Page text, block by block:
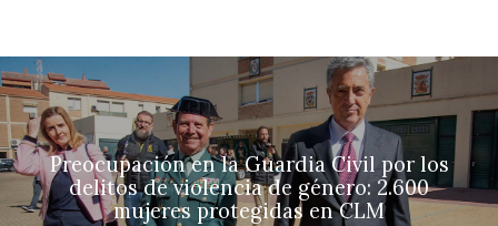
Preocupación en la Guardia Civil por los
delitos de violencia de género: 2.600
mujeres protegidas en CLM